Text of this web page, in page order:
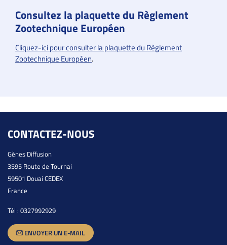
Consultez la plaquette du Règlement
Zootechnique Européen
Cliquez-ici pour consulter la plaquette du Règlement
Zootechnique Européen.
CONTACTEZ-NOUS
Gènes Diffusion
3595 Route de Tournai
59501 Douai CEDEX
France
Tél : 0327992929
ENVOYER UN E-MAIL